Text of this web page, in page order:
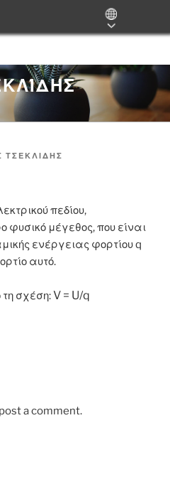
ΤΣΕΚΛΙΔΗΣ
πεδίου,
φυσικό μέγεθος, που είναι
ενέργειας φορτίου q
αυτό.
τη σχέση:V = U/q
a comment.